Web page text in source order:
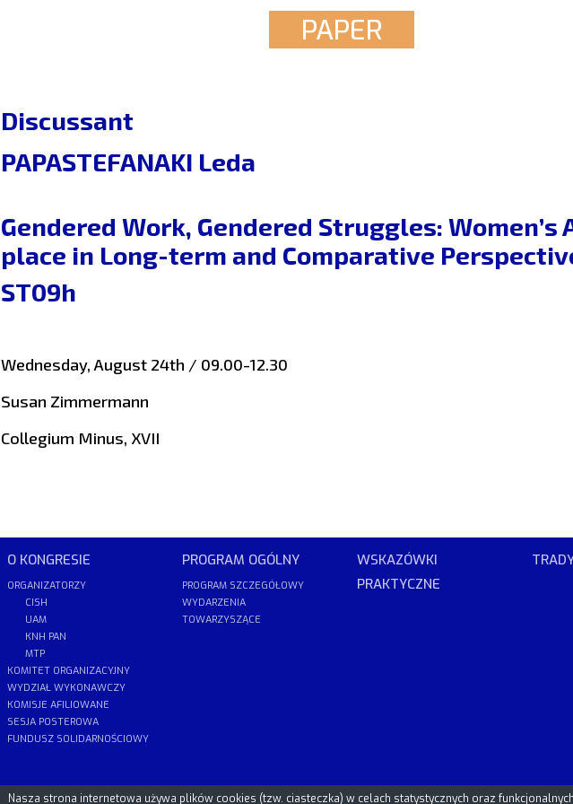
PAPER
Discussant
PAPASTEFANAKI Leda
Gendered Work, Gendered Struggles:
place in Long-term and Comparative
ST09h
Wednesday, August 24th / 09.00-12.30
Susan Zimmermann
Collegium Minus, XVII
O KONGRESIE
ORGANIZATORZY
CISH
UAM
KNH PAN
MTP
KOMITET ORGANIZACYJNY
WYDZIAŁ WYKONAWCZY
KOMISJE AFILIOWANE
SESJA POSTEROWA
FUNDUSZ SOLIDARNOŚCIOWY
PROGRAM OGÓLNY
PROGRAM SZCZEGÓŁOWY
WYDARZENIA
TOWARZYSZĄCE
WSKAZÓWKI
PRAKTYCZNE
Nasza strona internetowa używa plików cookies (tzw. ciasteczka) w celach statystycznych oraz